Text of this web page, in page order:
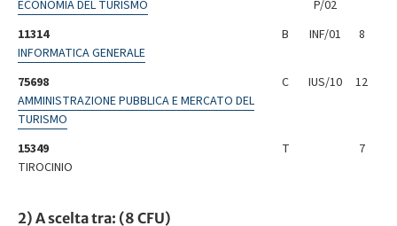
ECONOMIA DEL TURISMO
P/02
11314
INFORMATICA GENERALE
B INF/01 8
75698
AMMINISTRAZIONE PUBBLICA E MERCATO DEL
TURISMO
C IUS/10 12
15349
TIROCINIO
T 7
2) A scelta tra: (8 CFU)